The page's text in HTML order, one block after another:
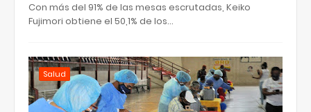
Con más del 91% de las mesas escrutadas, Keiko
Fujimori obtiene el 50,1% de los…
Salud